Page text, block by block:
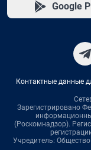
Google
Контактные данные
Зарегистрировано
(Роскомнадзор).
Учредитель: